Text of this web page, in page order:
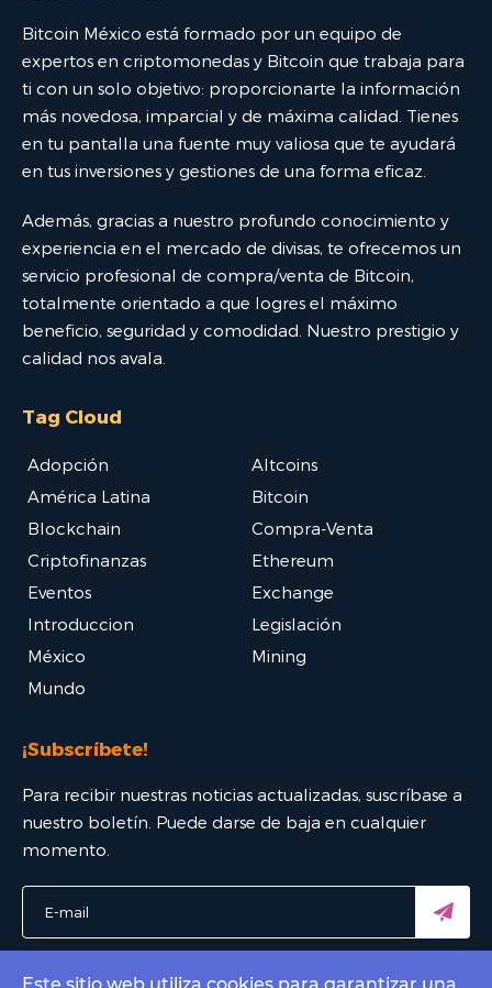
Bitcoin México está formado por un equipo de
expertos en criptomonedas y Bitcoin que trabaja para
ti con un solo objetivo: proporcionarte la información
más novedosa, imparcial y de máxima calidad. Tienes
en tu pantalla una fuente muy valiosa que te ayudará
en tus inversiones y gestiones de una forma eficaz.
Además, gracias a nuestro profundo conocimiento y
experiencia en el mercado de divisas, te ofrecemos un
servicio profesional de compra/venta de Bitcoin,
totalmente orientado a que logres el máximo
beneficio, seguridad y comodidad. Nuestro prestigio y
calidad nos avala.
Tag Cloud
Adopción
Altcoins
América Latina
Bitcoin
Blockchain
Compra-Venta
Criptofinanzas
Ethereum
Eventos
Exchange
Introduccion
Legislación
México
Mining
Mundo
¡Subscríbete!
Para recibir nuestras noticias actualizadas, suscríbase a
nuestro boletín. Puede darse de baja en cualquier
momento.